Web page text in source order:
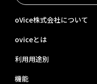
oVice株式会社について
oviceとは
利用用途別
機能